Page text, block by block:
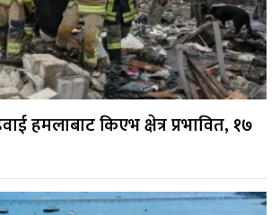
हमलाबाट किएभ क्षेत्र प्रभावित, १७